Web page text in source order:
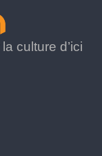
culture d’ici